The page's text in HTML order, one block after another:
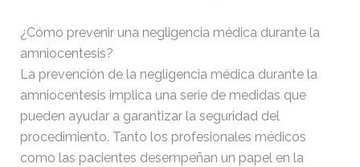
¿Cómo prevenir una negligencia médica durante la
amniocentesis?
La prevención de la negligencia médica durante la
amniocentesis implica una serie de medidas que
pueden ayudar a garantizar la seguridad del
procedimiento. Tanto los profesionales médicos
como las pacientes desempeñan un papel en la